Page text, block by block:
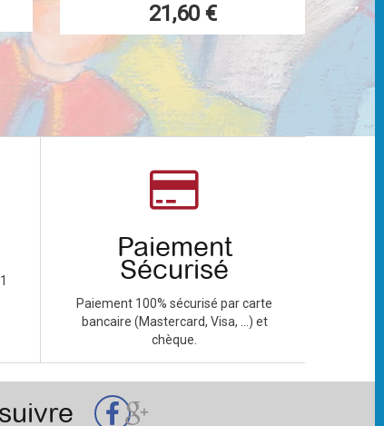
21,60 €
Paiement
Sécurisé
Paiement 100% sécurisé par carte
bancaire (Mastercard, Visa, ...) et
chèque.